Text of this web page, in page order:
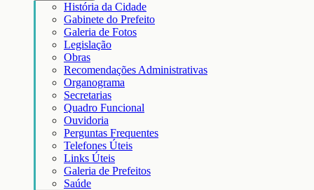
História da Cidade
Gabinete do Prefeito
Galeria de Fotos
Legislação
Obras
Recomendações Administrativas
Organograma
Secretarias
Quadro Funcional
Ouvidoria
Perguntas Frequentes
Telefones Úteis
Links Úteis
Galeria de Prefeitos
Saúde